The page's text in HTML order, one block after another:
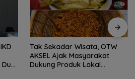
Tak Sekadar Wisata, OTW
AKSEL Ajak Masyarakat
Dukung Produk Lokal